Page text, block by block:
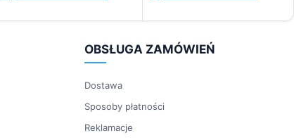
OBSŁUGA ZAMÓWIEŃ
Dostawa
Sposoby płatności
Reklamacje